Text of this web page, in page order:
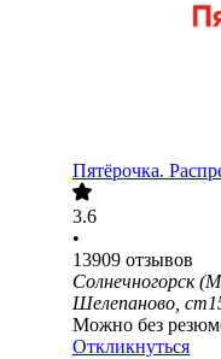
Пятёрочка.
3.6
•
13909 отзывов
Солнечногорск
Шелепаново,
Можно без
Откликнуться